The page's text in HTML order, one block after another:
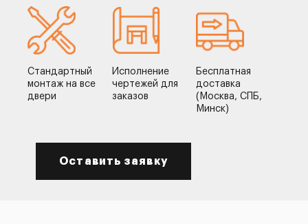
Стандартный
монтаж на все
двери
Исполнение
чертежей для
заказов
Бесплатная
доставка
(Москва, СПБ,
Минск)
Оставить заявку